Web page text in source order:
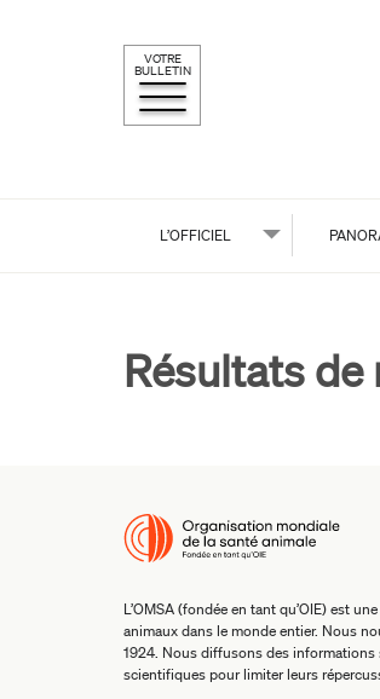
VOTRE
BULLETIN
L’OFFICIEL
Résultats de
L’OMSA (fondée en tant qu’OIE) est
animaux dans le monde entier. Nous
1924. Nous diffusons des informations
scientifiques pour limiter leurs